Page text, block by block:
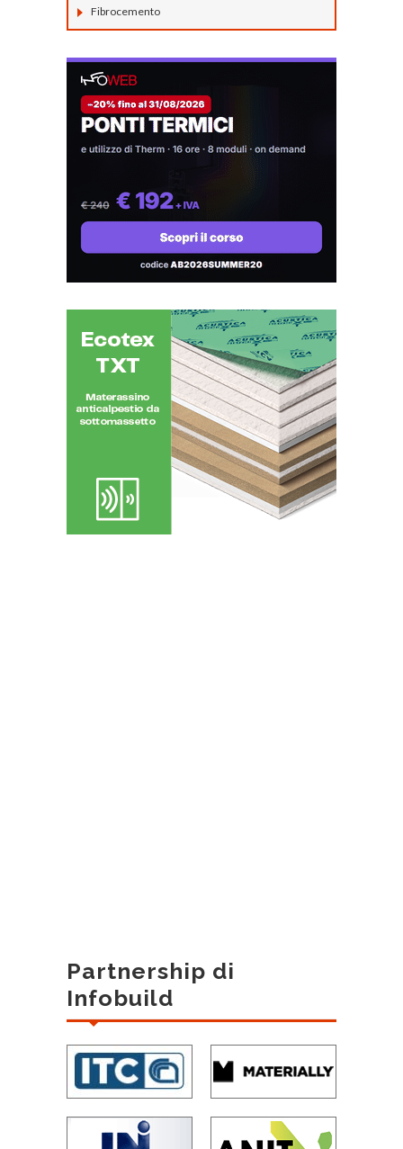
Fibrocemento
Partnership di
Infobuild